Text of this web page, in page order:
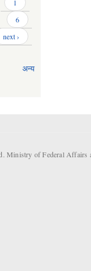
1
6
next ›
अन्य
Ministry of Federal Affairs